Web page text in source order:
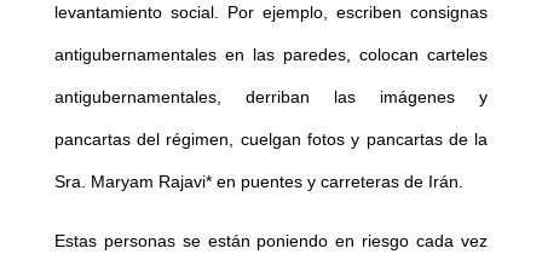
levantamiento social. Por ejemplo, escriben consignas
antigubernamentales en las paredes, colocan carteles
antigubernamentales, derriban las imágenes y
pancartas del régimen, cuelgan fotos y pancartas de la
Sra. Maryam Rajavi* en puentes y carreteras de Irán.
Estas personas se están poniendo en riesgo cada vez